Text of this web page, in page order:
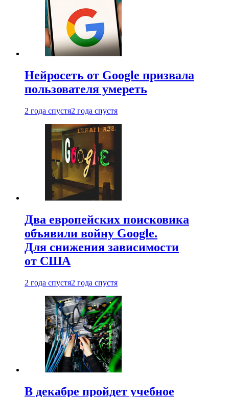
Нейросеть от Google призвала
пользователя умереть
2 года спустя2 года спустя
Два европейских поисковика
объявили войну Google.
Для снижения зависимости
от США
2 года спустя2 года спустя
В декабре пройдет учебное